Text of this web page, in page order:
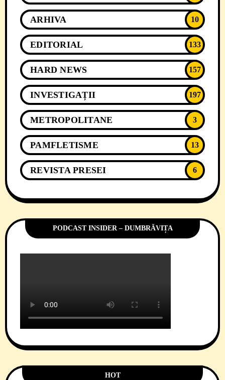
ARHIVA 10
EDITORIAL 133
HARD NEWS 157
INVESTIGAȚII 197
METROPOLITANE 3
PAMFLETISME 13
REVISTA PRESEI 6
PODCAST INSIDER – DUMBRĂVIȚA
HOT